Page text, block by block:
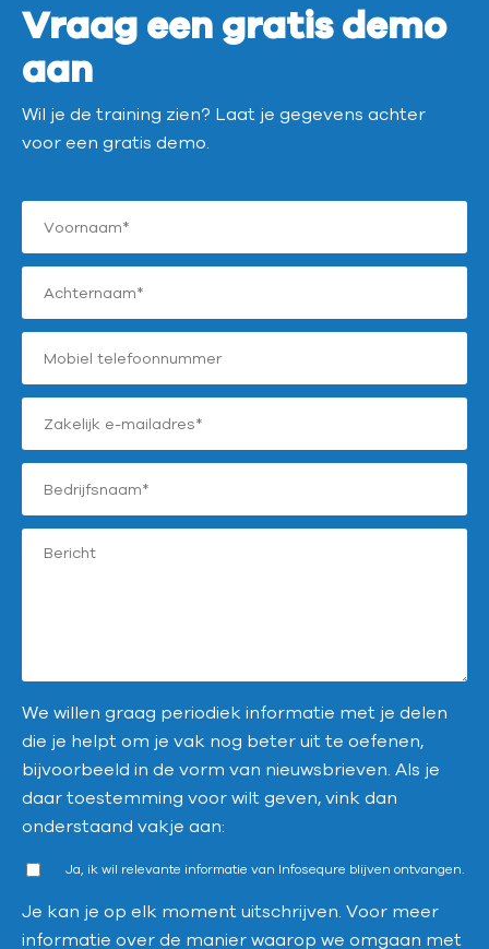
Vraag een gratis demo
aan
Wil je de training zien? Laat je gegevens achter
voor een gratis demo.
We willen graag periodiek informatie met je delen
die je helpt om je vak nog beter uit te oefenen,
bijvoorbeeld in de vorm van nieuwsbrieven. Als je
daar toestemming voor wilt geven, vink dan
onderstaand vakje aan:
Ja, ik wil relevante informatie van Infosequre blijven ontvangen.
Je kan je op elk moment uitschrijven. Voor meer
informatie over de manier waarop we omgaan met